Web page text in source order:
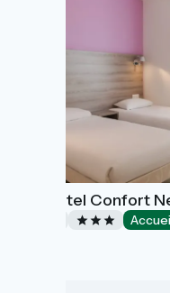
Brit Hôtel Confort